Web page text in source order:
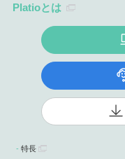
Platioとは
特長